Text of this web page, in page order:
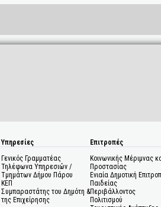
Υπηρεσίες
Γενικός Γραμματέας
Τηλέφωνα Υπηρεσιών /
Τμημάτων Δήμου Πάρου
ΚΕΠ
Συμπαραστάτης του Δημότη &
της Επιχείρησης
Επιτροπές
Κοινωνικής Μέριμνας
Προστασίας
Ενιαία Δημοτική
Παιδείας
Περιβάλλοντος
Πολιτισμού